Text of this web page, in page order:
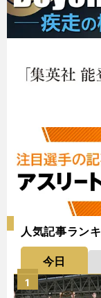
人気記事ラン
今日
1